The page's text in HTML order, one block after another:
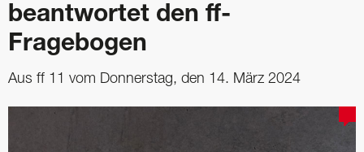
beantwortet den ff-
Fragebogen
Aus ff 11 vom Donnerstag, den 14. März 2024